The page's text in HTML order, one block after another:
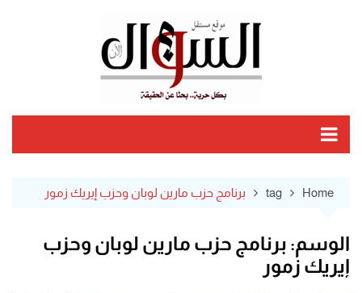
Home
tag برنامج حزب مارين لوبان وحزب إيريك زمور
الوسم: برنامج حزب مارين لوبان وحزب
إيريك زمور